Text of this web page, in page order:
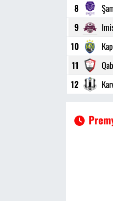
8
9
10
11
12